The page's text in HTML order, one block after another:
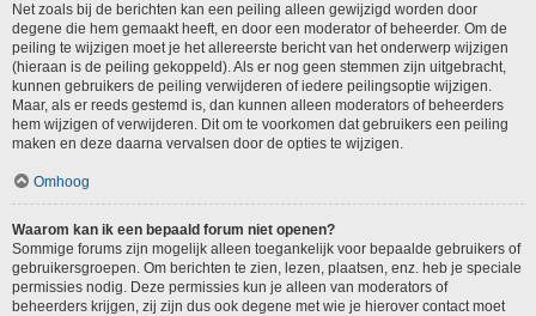
Net zoals bij de berichten kan een peiling alleen gewijzigd worden door
degene die hem gemaakt heeft, en door een moderator of beheerder. Om de
peiling te wijzigen moet je het allereerste bericht van het onderwerp wijzigen
(hieraan is de peiling gekoppeld). Als er nog geen stemmen zijn uitgebracht,
kunnen gebruikers de peiling verwijderen of iedere peilingsoptie wijzigen.
Maar, als er reeds gestemd is, dan kunnen alleen moderators of beheerders
hem wijzigen of verwijderen. Dit om te voorkomen dat gebruikers een peiling
maken en deze daarna vervalsen door de opties te wijzigen.
Omhoog
Waarom kan ik een bepaald forum niet openen?
Sommige forums zijn mogelijk alleen toegankelijk voor bepaalde gebruikers of
gebruikersgroepen. Om berichten te zien, lezen, plaatsen, enz. heb je speciale
permissies nodig. Deze permissies kun je alleen van moderators of
beheerders krijgen, zij zijn dus ook degene met wie je hierover contact moet